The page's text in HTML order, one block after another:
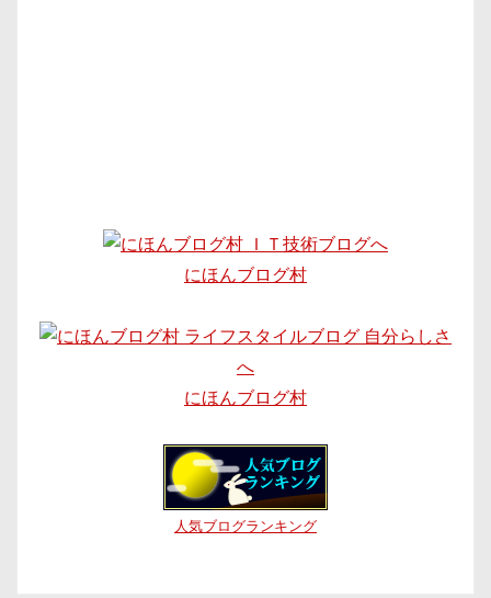
にほんブログ村
にほんブログ村
人気ブログランキング